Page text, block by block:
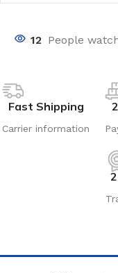
12 People
Fast Shipping
Carrier information